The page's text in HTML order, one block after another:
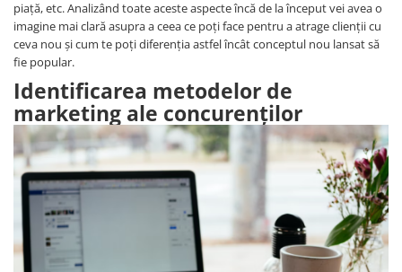
piață, etc. Analizând toate aceste aspecte încă de la început vei avea o
imagine mai clară asupra a ceea ce poți face pentru a atrage clienții cu
ceva nou și cum te poți diferenția astfel încât conceptul nou lansat să
fie popular.
Identificarea metodelor de
marketing ale concurenților